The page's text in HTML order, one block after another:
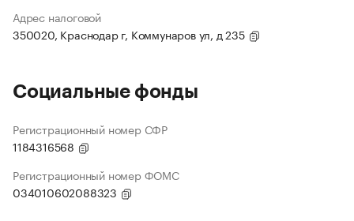
Адрес налоговой
350020, Краснодар г, Коммунаров ул, д 235
Социальные фонды
Регистрационный номер СФР
1184316568
Регистрационный номер ФОМС
034010602088323